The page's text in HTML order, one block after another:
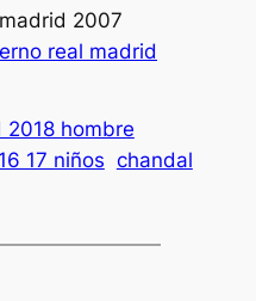
hombre
17 niños chandal